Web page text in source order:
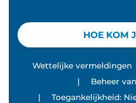
HOE KOM
Wettelijke vermeldingen
|
Beheer
|
Toegankelijkheid: